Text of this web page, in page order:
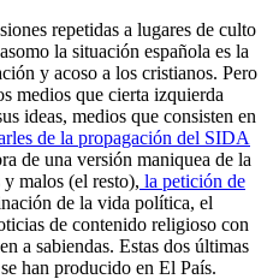
repetidas a lugares de culto
la situación española es la
y acoso a los cristianos. Pero
medios que cierta izquierda
ideas, medios que consisten en
de la propagación del SIDA
de una versión maniquea de la
malos (el resto), la petición de
de la vida política, el
de contenido religioso con
a sabiendas. Estas dos últimas
han producido en El País.